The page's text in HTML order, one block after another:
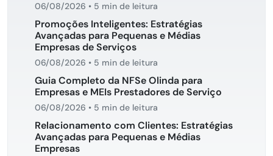
06/08/2026 • 5 min de leitura
Promoções Inteligentes: Estratégias
Avançadas para Pequenas e Médias
Empresas de Serviços
06/08/2026 • 5 min de leitura
Guia Completo da NFSe Olinda para
Empresas e MEIs Prestadores de Serviço
06/08/2026 • 5 min de leitura
Relacionamento com Clientes: Estratégias
Avançadas para Pequenas e Médias
Empresas